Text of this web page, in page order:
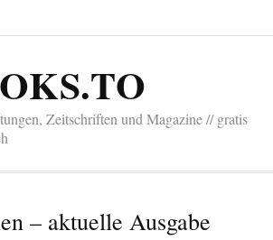
Zeitschriften und Magazine // gratis
– aktuelle Ausgabe